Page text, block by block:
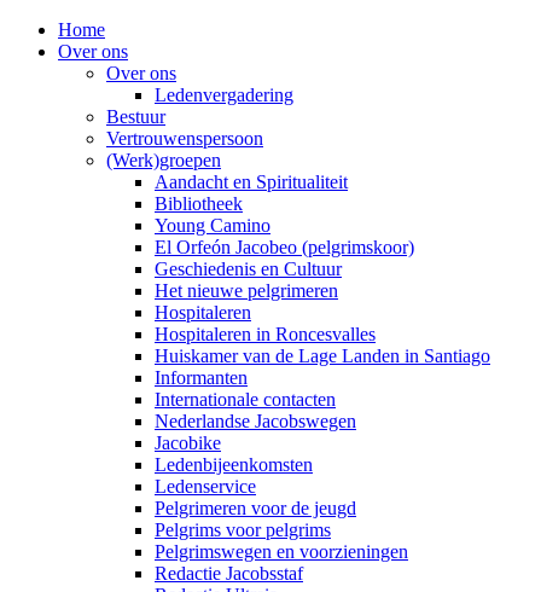
Home
Over ons
Over ons
Ledenvergadering
Bestuur
Vertrouwenspersoon
(Werk)groepen
Aandacht en Spiritualiteit
Bibliotheek
Young Camino
El Orfeón Jacobeo (pelgrimskoor)
Geschiedenis en Cultuur
Het nieuwe pelgrimeren
Hospitaleren
Hospitaleren in Roncesvalles
Huiskamer van de Lage Landen in Santiago
Informanten
Internationale contacten
Nederlandse Jacobswegen
Jacobike
Ledenbijeenkomsten
Ledenservice
Pelgrimeren voor de jeugd
Pelgrims voor pelgrims
Pelgrimswegen en voorzieningen
Redactie Jacobsstaf